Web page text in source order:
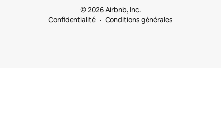
© 2026 Airbnb, Inc.
Confidentialité
Conditions générales